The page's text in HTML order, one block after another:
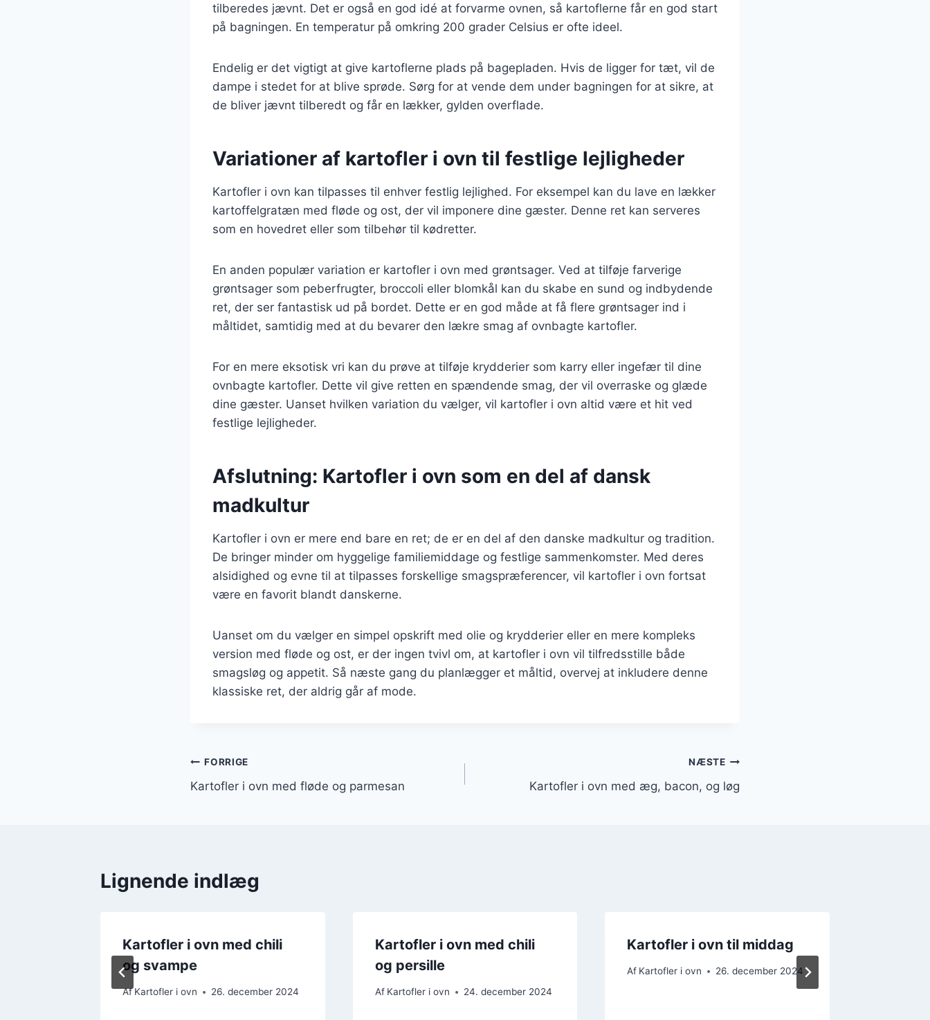
tilberedes jævnt. Det er også en god idé at forvarme ovnen, så kartoflerne får en god start
på bagningen. En temperatur på omkring 200 grader Celsius er ofte ideel.
Endelig er det vigtigt at give kartoflerne plads på bagepladen. Hvis de ligger for tæt, vil de
dampe i stedet for at blive sprøde. Sørg for at vende dem under bagningen for at sikre, at
de bliver jævnt tilberedt og får en lækker, gylden overflade.
Variationer af kartofler i ovn til festlige lejligheder
Kartofler i ovn kan tilpasses til enhver festlig lejlighed. For eksempel kan du lave en lækker
kartoffelgratæn med fløde og ost, der vil imponere dine gæster. Denne ret kan serveres
som en hovedret eller som tilbehør til kødretter.
En anden populær variation er kartofler i ovn med grøntsager. Ved at tilføje farverige
grøntsager som peberfrugter, broccoli eller blomkål kan du skabe en sund og indbydende
ret, der ser fantastisk ud på bordet. Dette er en god måde at få flere grøntsager ind i
måltidet, samtidig med at du bevarer den lækre smag af ovnbagte kartofler.
For en mere eksotisk vri kan du prøve at tilføje krydderier som karry eller ingefær til dine
ovnbagte kartofler. Dette vil give retten en spændende smag, der vil overraske og glæde
dine gæster. Uanset hvilken variation du vælger, vil kartofler i ovn altid være et hit ved
festlige lejligheder.
Afslutning: Kartofler i ovn som en del af dansk
madkultur
Kartofler i ovn er mere end bare en ret; de er en del af den danske madkultur og tradition.
De bringer minder om hyggelige familiemiddage og festlige sammenkomster. Med deres
alsidighed og evne til at tilpasses forskellige smagspræferencer, vil kartofler i ovn fortsat
være en favorit blandt danskerne.
Uanset om du vælger en simpel opskrift med olie og krydderier eller en mere kompleks
version med fløde og ost, er der ingen tvivl om, at kartofler i ovn vil tilfredsstille både
smagsløg og appetit. Så næste gang du planlægger et måltid, overvej at inkludere denne
klassiske ret, der aldrig går af mode.
Indlægsnavigation
FORRIGE
Kartofler i ovn med fløde og parmesan
NÆSTE
Kartofler i ovn med æg, bacon, og løg
Lignende indlæg
Kartofler i ovn med chili
og svampe
Af Kartofler i ovn 26. december 2024
Kartofler i ovn med chili
og persille
Af Kartofler i ovn 24. december 2024
Kartofler i ovn til middag
Af Kartofler i ovn 26. december 2024